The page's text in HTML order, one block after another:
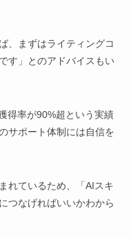
、まずはライティングコ
す」とのアドバイスもい
得率が90%超という実績
サポート体制には自信を
れているため、「AIスキ
つなげればいいかわから